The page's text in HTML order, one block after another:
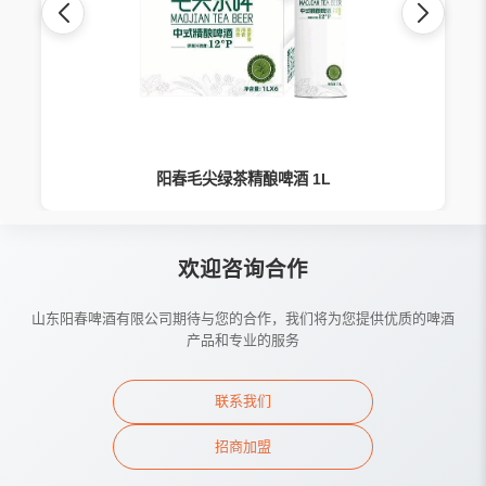
阳春毛尖绿茶精酿啤酒 1L
欢迎咨询合作
山东阳春啤酒有限公司期待与您的合作，我们将为您提供优质的啤酒
产品和专业的服务
联系我们
招商加盟